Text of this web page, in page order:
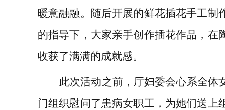
暖意融融。随后开展的鲜花插花手工制
的指导下，大家亲手创作插花作品，在
收获了满满的成就感。
此次活动之前，厅妇委会心系全体
门组织慰问了患病女职工，为她们送上